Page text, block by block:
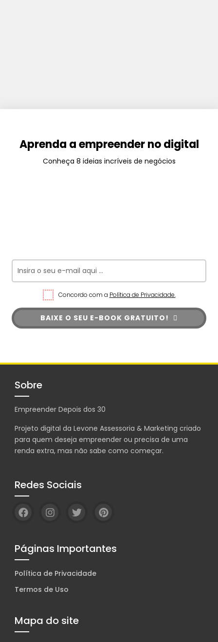
Aprenda a empreender no digital
Conheça 8 ideias incríveis de negócios
Concordo com a Política de Privacidade.
BAIXE O SEU E-BOOK GRATUITO!
Sobre
Empreender Depois dos 30
Projeto digital da Levone Assessoria & Marketing criado
para quem deseja empreender ou precisa de uma
renda extra, mas não sabe como começar.
Redes Sociais
Páginas Importantes
Política de Privacidade
Termos de Uso
Mapa do site